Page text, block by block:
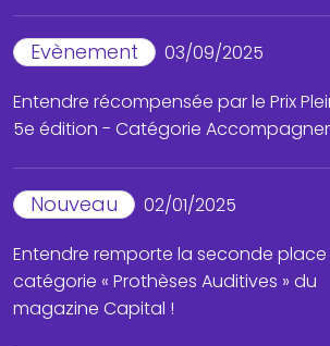
Evènement
03/09/2025
Entendre récompensée par le Prix
5e édition - Catégorie
Nouveau
02/01/2025
Entendre remporte la seconde
catégorie « Prothèses Auditives » du
magazine Capital !